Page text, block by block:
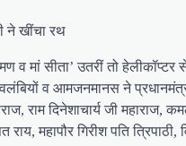
ने खींचा रथ
व मां सीता’ उतरीं तो
व आमजनमानस ने
राम दिनेशाचार्य जी
राय, महापौर गिरीश पति